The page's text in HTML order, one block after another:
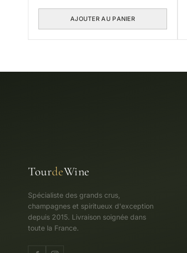
AJOUTER AU PANIER
TourdeWine
Spécialiste des grands crus,
champagnes et spiritueux d'exception
depuis 2015. Livraison soignée dans
toute la France.